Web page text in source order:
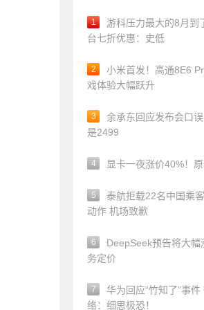
1
游科压力最大的8月到
台七折优惠：史低
2
小米首发！高通8E6
戏体验大幅跃升
3
余承东回应发布会口
是2499
4 显卡一夜涨价40%！
5
泰航拒载22名中国乘
动作 机场致歉
6
DeepSeek预告将大幅
务定价
7
华为回应“竹知了”事
络：细思极恐！